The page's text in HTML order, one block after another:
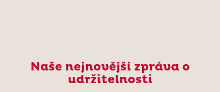
Naše nejnovější zpráva o
udržitelnosti